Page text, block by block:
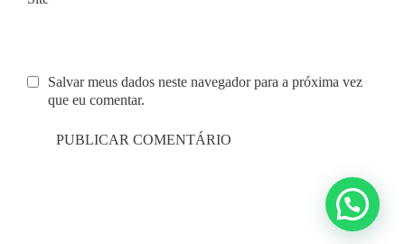
Salvar meus dados neste navegador para a próxima vez
que eu comentar.